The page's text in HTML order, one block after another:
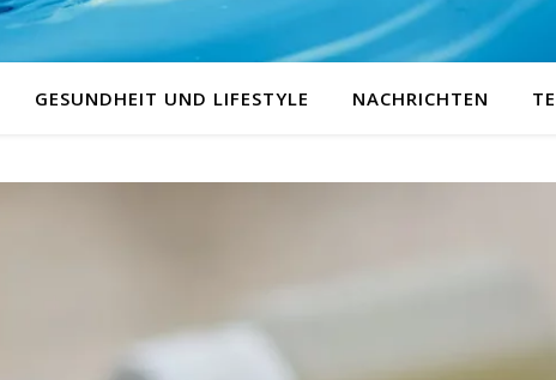
GESUNDHEIT UND LIFESTYLE NACHRICHTEN